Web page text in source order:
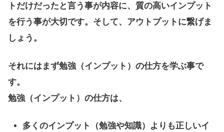
トだけだったと言う事が内容に、質の高いインプット
を行う事が大切です。そして、アウトプットに繋げま
しょう。
それにはまず勉強（インプット）の仕方を学ぶ事で
す。
勉強（インプット）の仕方は、
多くのインプット（勉強や知識）よりも正しいイ